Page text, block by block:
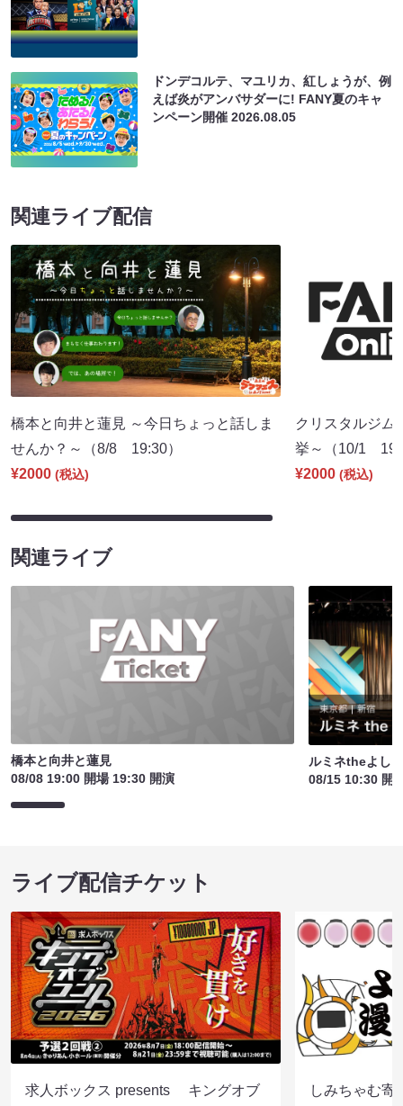
ドンデコルテ、マユリカ、紅しょうが、例
えば炎がアンバサダーに! FANY夏のキャ
ンペーン開催2026.08.05
関連ライブ配信
橋本と向井と蓮見 ～今日ちょっと話しま
せんか？～（8/8 19:30）
¥2000 (税込)
クリスタルジム
挙～（10/1
¥2000 (税込)
関連ライブ
橋本と向井と蓮見
08/08 19:00 開場 19:30 開演
ルミネtheよし
08/15 10:30 開
ライブ配信チケット
求人ボックス presents キングオブ
しみちゃむ